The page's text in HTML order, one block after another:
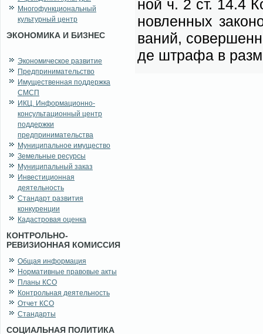
Многофункциональный
культурный центр
ЭКОНОМИКА И БИЗНЕС
Экономическое развитие
Предпринимательство
Имущественная поддержка
СМСП
ИКЦ. Информационно-
консультационный центр
поддержки
предпринимательства
Муниципальное имущество
Земельные ресурсы
Муниципальный заказ
Инвестиционная
деятельность
Стандарт развития
конкуренции
Кадастровая оценка
КОНТРОЛЬНО-
РЕВИЗИОННАЯ КОМИССИЯ
Общая информация
Нормативные правовые акты
Планы КСО
Контрольная деятельность
Отчет КСО
Стандарты
СОЦИАЛЬНАЯ ПОЛИТИКА
ной ч. 2 ст. 14.4
нов­лен­ных
ва­ний,
де штра­фа в